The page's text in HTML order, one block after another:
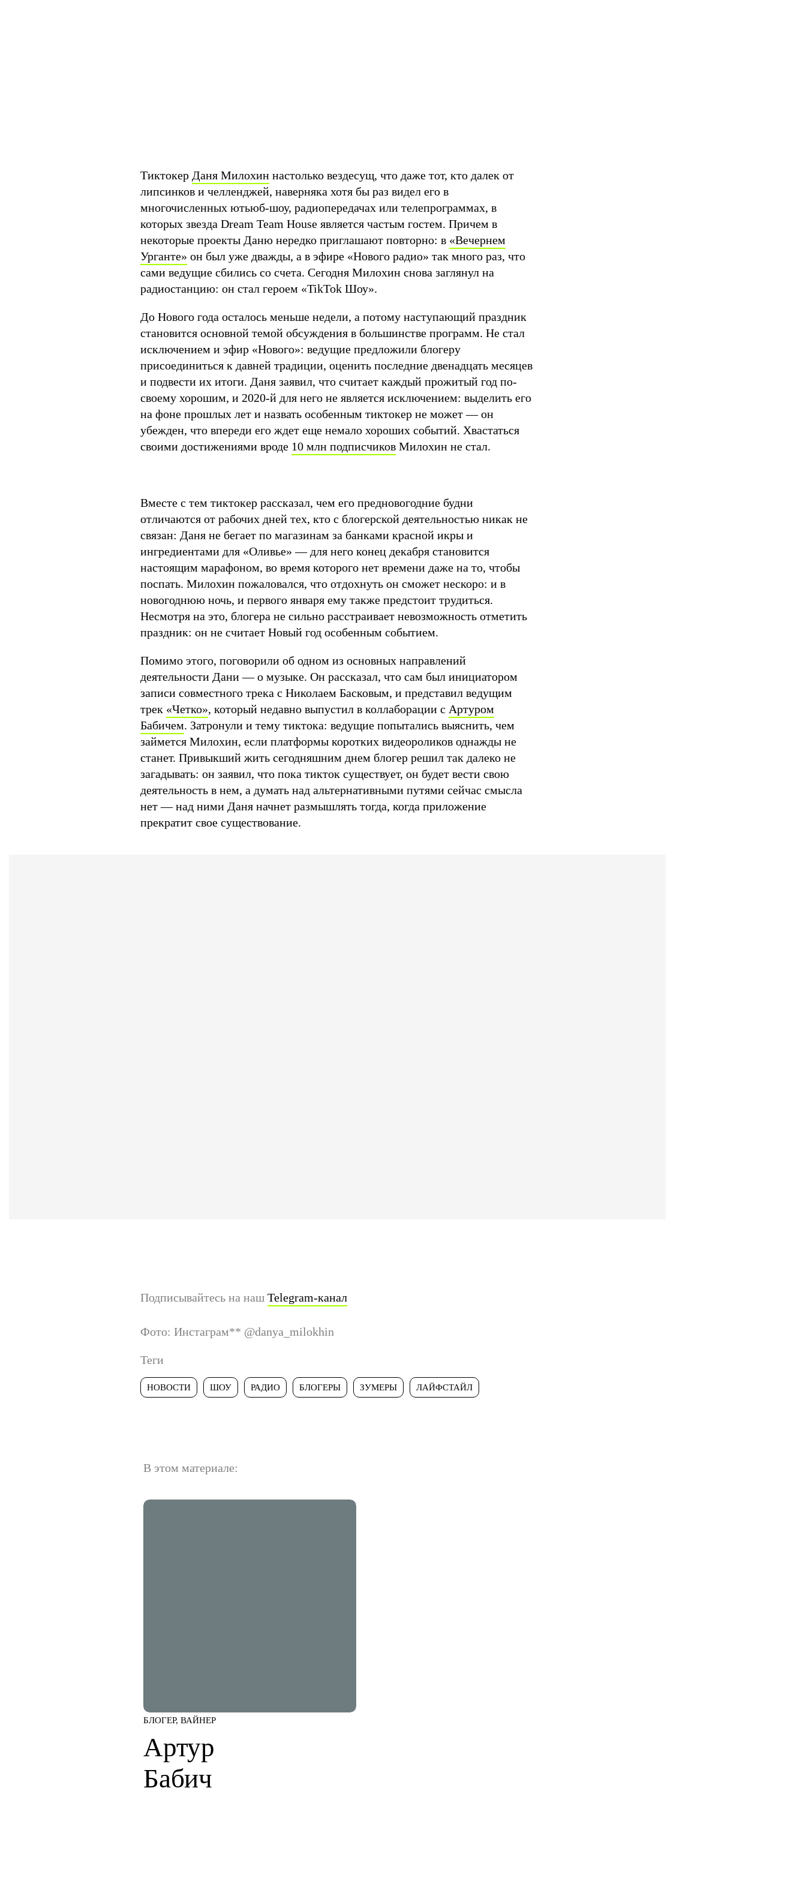
Тиктокер Даня Милохин настолько вездесущ, что даже тот, кто далек от
липсинков и челленджей, наверняка хотя бы раз видел его в
многочисленных ютьюб-шоу, радиопередачах или телепрограммах, в
которых звезда Dream Team House является частым гостем. Причем в
некоторые проекты Даню нередко приглашают повторно: в «Вечернем
Урганте» он был уже дважды, а в эфире «Нового радио» так много раз, что
сами ведущие сбились со счета. Сегодня Милохин снова заглянул на
радиостанцию: он стал героем «TikTok Шоу».
До Нового года осталось меньше недели, а потому наступающий праздник
становится основной темой обсуждения в большинстве программ. Не стал
исключением и эфир «Нового»: ведущие предложили блогеру
присоединиться к давней традиции, оценить последние двенадцать месяцев
и подвести их итоги. Даня заявил, что считает каждый прожитый год по-
своему хорошим, и 2020-й для него не является исключением: выделить его
на фоне прошлых лет и назвать особенным тиктокер не может — он
убежден, что впереди его ждет еще немало хороших событий. Хвастаться
своими достижениями вроде 10 млн подписчиков Милохин не стал.
Вместе с тем тиктокер рассказал, чем его предновогодние будни
отличаются от рабочих дней тех, кто с блогерской деятельностью никак не
связан: Даня не бегает по магазинам за банками красной икры и
ингредиентами для «Оливье» — для него конец декабря становится
настоящим марафоном, во время которого нет времени даже на то, чтобы
поспать. Милохин пожаловался, что отдохнуть он сможет нескоро: и в
новогоднюю ночь, и первого января ему также предстоит трудиться.
Несмотря на это, блогера не сильно расстраивает невозможность отметить
праздник: он не считает Новый год особенным событием.
Помимо этого, поговорили об одном из основных направлений
деятельности Дани — о музыке. Он рассказал, что сам был инициатором
записи совместного трека с Николаем Басковым, и представил ведущим
трек «Четко», который недавно выпустил в коллаборации с Артуром
Бабичем. Затронули и тему тиктока: ведущие попытались выяснить, чем
займется Милохин, если платформы коротких видеороликов однажды не
станет. Привыкший жить сегодняшним днем блогер решил так далеко не
загадывать: он заявил, что пока тикток существует, он будет вести свою
деятельность в нем, а думать над альтернативными путями сейчас смысла
нет — над ними Даня начнет размышлять тогда, когда приложение
прекратит свое существование.
Подписывайтесь на наш Telegram-канал
Фото: Инстаграм** @danya_milokhin
Теги
НОВОСТИ ШОУ РАДИО БЛОГЕРЫ ЗУМЕРЫ ЛАЙФСТАЙЛ
В этом материале:
БЛОГЕР, ВАЙНЕР
Артур
Бабич